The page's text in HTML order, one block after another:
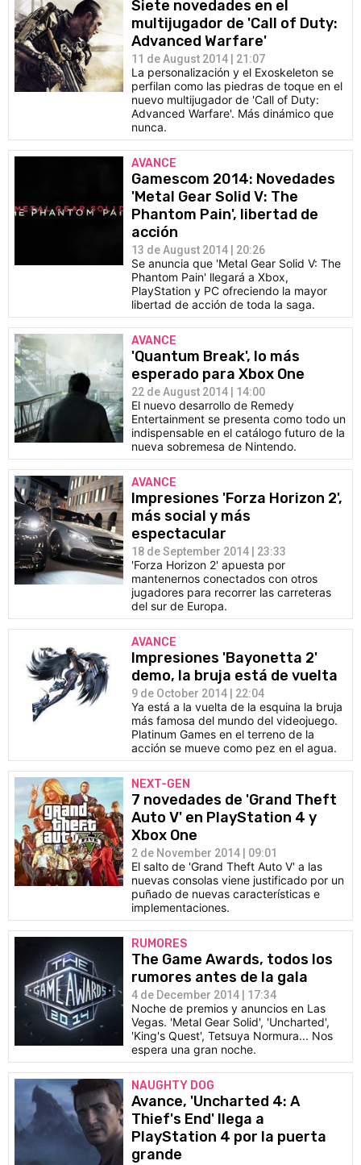
Siete novedades en el
multijugador de 'Call of Duty:
Advanced Warfare'
11 de August 2014 | 21:07
La personalización y el Exoskeleton se
perfilan como las piedras de toque en el
nuevo multijugador de 'Call of Duty:
Advanced Warfare'. Más dinámico que
nunca.
AVANCE
Gamescom 2014: Novedades
'Metal Gear Solid V: The
Phantom Pain', libertad de
acción
13 de August 2014 | 20:26
Se anuncia que 'Metal Gear Solid V: The
Phantom Pain' llegará a Xbox,
PlayStation y PC ofreciendo la mayor
libertad de acción de toda la saga.
AVANCE
'Quantum Break', lo más
esperado para Xbox One
22 de August 2014 | 14:00
El nuevo desarrollo de Remedy
Entertainment se presenta como todo un
indispensable en el catálogo futuro de la
nueva sobremesa de Nintendo.
AVANCE
Impresiones 'Forza Horizon 2',
más social y más
espectacular
18 de September 2014 | 23:33
'Forza Horizon 2' apuesta por
mantenernos conectados con otros
jugadores para recorrer las carreteras
del sur de Europa.
AVANCE
Impresiones 'Bayonetta 2'
demo, la bruja está de vuelta
9 de October 2014 | 22:04
Ya está a la vuelta de la esquina la bruja
más famosa del mundo del videojuego.
Platinum Games en el terreno de la
acción se mueve como pez en el agua.
NEXT-GEN
7 novedades de 'Grand Theft
Auto V' en PlayStation 4 y
Xbox One
2 de November 2014 | 09:01
El salto de 'Grand Theft Auto V' a las
nuevas consolas viene justificado por un
puñado de nuevas características e
implementaciones.
RUMORES
The Game Awards, todos los
rumores antes de la gala
4 de December 2014 | 17:34
Noche de premios y anuncios en Las
Vegas. 'Metal Gear Solid', 'Uncharted',
'King's Quest', Tetsuya Normura... Nos
espera una gran noche.
NAUGHTY DOG
Avance, 'Uncharted 4: A
Thief's End' llega a
PlayStation 4 por la puerta
grande